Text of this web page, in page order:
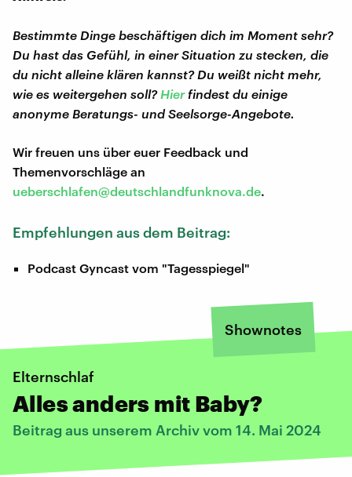
Bestimmte Dinge beschäftigen dich im Moment sehr?
Du hast das Gefühl, in einer Situation zu stecken, die
du nicht alleine klären kannst? Du weißt nicht mehr,
wie es weitergehen soll? Hierfindest du einige
anonyme Beratungs- und Seelsorge-Angebote.
Wir freuen uns über euer Feedback und
Themenvorschläge an
ueberschlafen@deutschlandfunknova.de.
Empfehlungen aus dem Beitrag:
Podcast Gyncast vom "Tagesspiegel"
Shownotes
Elternschlaf
Alles anders mit Baby?
Beitrag aus unserem Archiv vom 14. Mai 2024